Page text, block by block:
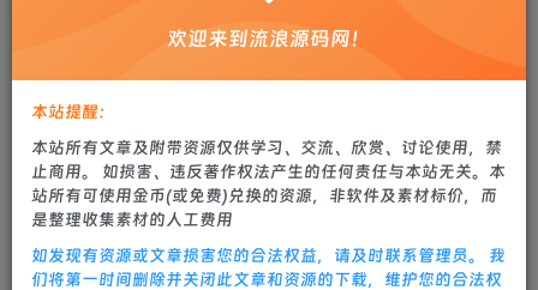
2年前更新
0 261 15
欢迎来到流浪源码网！
本站提醒：
本站所有文章及附带资源仅供学习、交流、欣赏、讨论使用，禁
止商用。 如损害、违反著作权法产生的任何责任与本站无关。本
站所有可使用金币(或免费)兑换的资源，非软件及素材标价，而
是整理收集素材的人工费用
如发现有资源或文章损害您的合法权益，请及时联系管理员。 我
们将第一时间删除并关闭此文章和资源的下载，维护您的合法权